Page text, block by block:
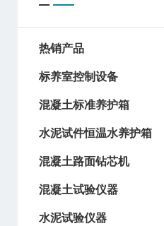
热销产品
标养室控制设备
混凝土标准养护箱
水泥试件恒温水养护箱
混凝土路面钻芯机
混凝土试验仪器
水泥试验仪器